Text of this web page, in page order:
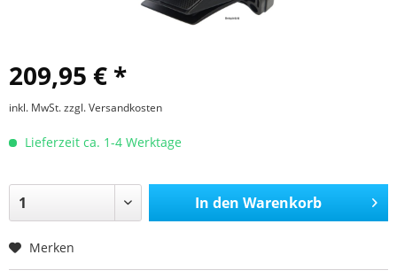
209,95 € *
inkl. MwSt.zzgl. Versandkosten
Lieferzeit ca. 1-4 Werktage
In den Warenkorb
Merken